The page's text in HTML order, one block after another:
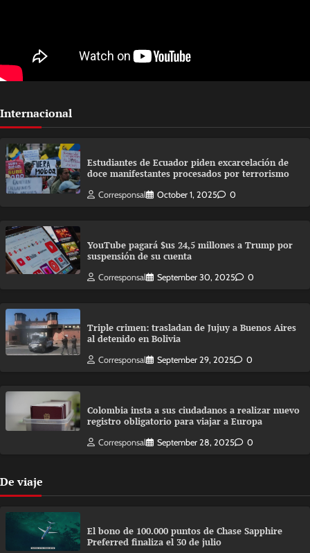
Internacional
Estudiantes de Ecuador piden excarcelación de
doce manifestantes procesados por terrorismo
Corresponsal October 1, 2025 0
YouTube pagará $us 24,5 millones a Trump por
suspensión de su cuenta
Corresponsal September 30, 2025 0
Triple crimen: trasladan de Jujuy a Buenos Aires
al detenido en Bolivia
Corresponsal September 29, 2025 0
Colombia insta a sus ciudadanos a realizar nuevo
registro obligatorio para viajar a Europa
Corresponsal September 28, 2025 0
De viaje
El bono de 100.000 puntos de Chase Sapphire
Preferred finaliza el 30 de julio